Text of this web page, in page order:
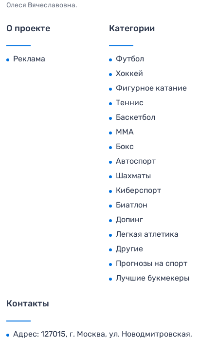
Олеся Вячеславовна.
О проекте
Реклама
Категории
Футбол
Хоккей
Фигурное катание
Теннис
Баскетбол
MMA
Бокс
Автоспорт
Шахматы
Киберспорт
Биатлон
Допинг
Легкая атлетика
Другие
Прогнозы на спорт
Лучшие букмекеры
Контакты
Адрес: 127015, г. Москва, ул. Новодмитровская,